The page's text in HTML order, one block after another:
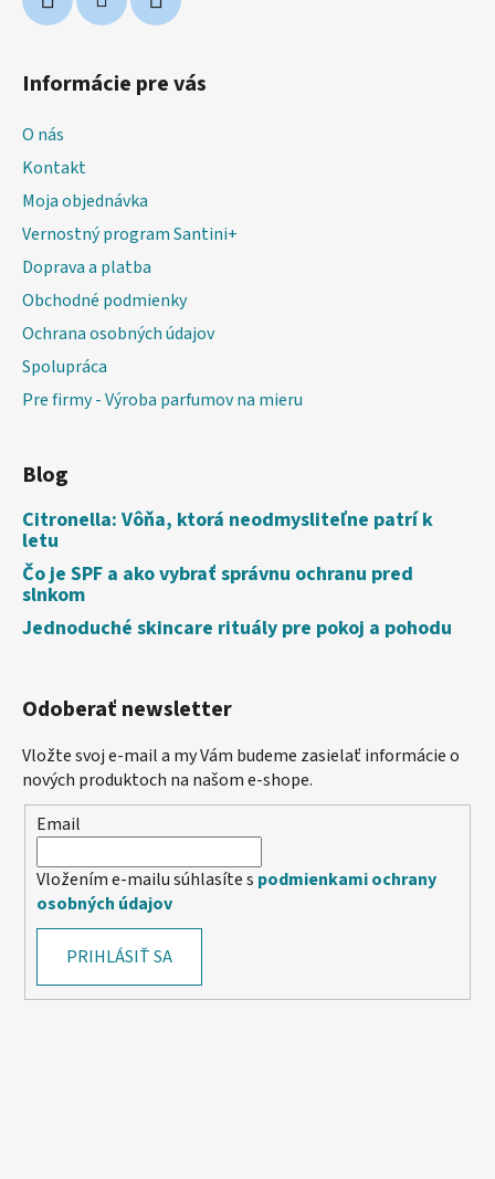
Informácie pre vás
O nás
Kontakt
Moja objednávka
Vernostný program Santini+
Doprava a platba
Obchodné podmienky
Ochrana osobných údajov
Spolupráca
Pre firmy - Výroba parfumov na mieru
Blog
Citronella: Vôňa, ktorá neodmysliteľne patrí k
letu
Čo je SPF a ako vybrať správnu ochranu pred
slnkom
Jednoduché skincare rituály pre pokoj a pohodu
Odoberať newsletter
Vložte svoj e-mail a my Vám budeme zasielať informácie o
nových produktoch na našom e-shope.
Email
Vložením e-mailu súhlasíte s podmienkami ochrany
osobných údajov
PRIHLÁSIŤ SA